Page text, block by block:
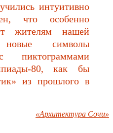
интуитивно
что особенно
жителям нашей
символы
пиктограммами
80, как бы
из прошлого в
«Архитектура Сочи»